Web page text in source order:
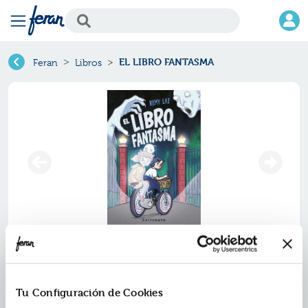
Tu Configuración de Cookies
Feran Libros EL LIBRO FANTASMA
El libro fantasma
ISBN:9788467977660